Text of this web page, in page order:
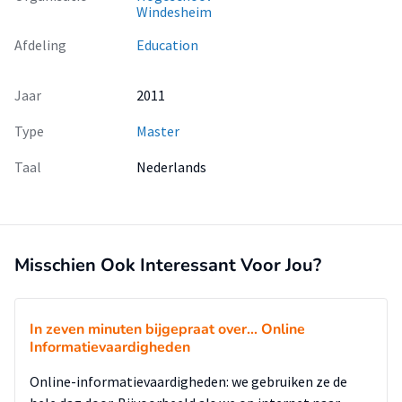
Windesheim
Afdeling
Education
Jaar
2011
Type
Master
Taal
Nederlands
Misschien Ook Interessant Voor Jou?
In zeven minuten bijgepraat over… Online
Informatievaardigheden
Online-informatievaardigheden: we gebruiken ze de